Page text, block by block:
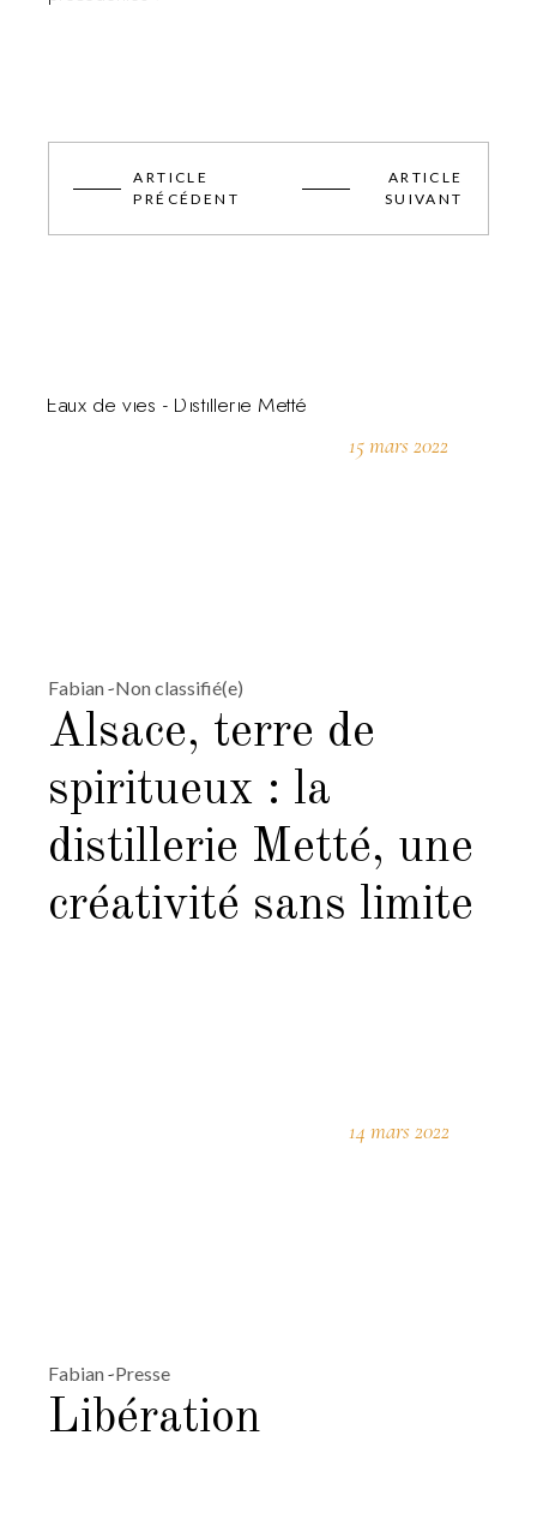
ARTICLE
PRÉCÉDENT
ARTICLE
SUIVANT
15 mars 2022
Fabian Non classifié(e)
Alsace, terre de
spiritueux : la
distillerie Metté, une
créativité sans limite
14 mars 2022
Fabian Presse
Libération